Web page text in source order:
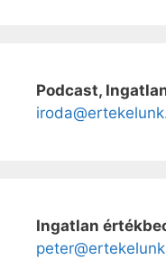
Podcast,
Ingatlan